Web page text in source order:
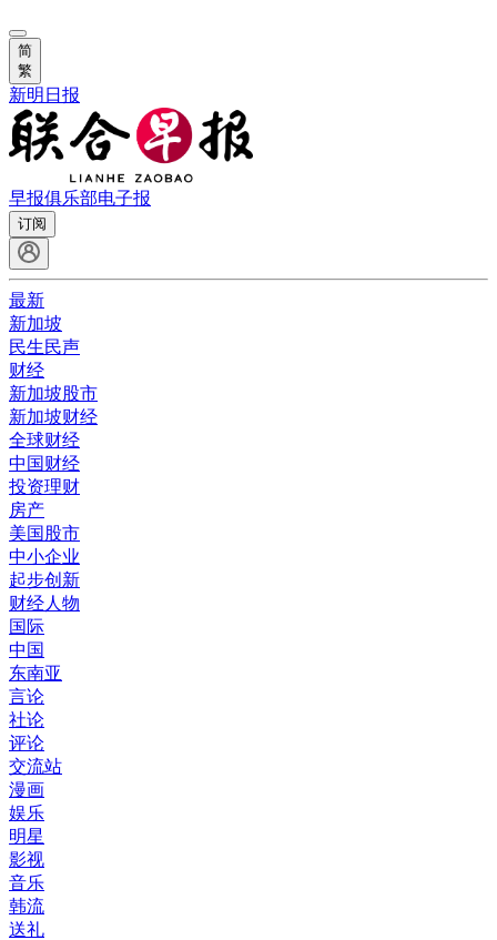
简
繁
新明日报
早报俱乐部电子报
订阅
最新
新加坡
民生民声
财经
新加坡股市
新加坡财经
全球财经
中国财经
投资理财
房产
美国股市
中小企业
起步创新
财经人物
国际
中国
东南亚
言论
社论
评论
交流站
漫画
娱乐
明星
影视
音乐
韩流
送礼